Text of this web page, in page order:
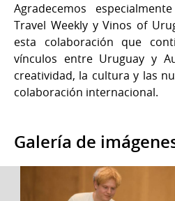
Agradecemos
Travel Weekly y Vinos of
esta colaboración que
vínculos entre Uruguay y
creatividad, la cultura y las
colaboración internacional.
Galería de